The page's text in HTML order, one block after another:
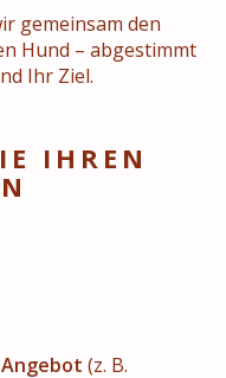
gemeinsam den
Hund – abgestimmt
Ihr Ziel.
IHREN
(z. B.